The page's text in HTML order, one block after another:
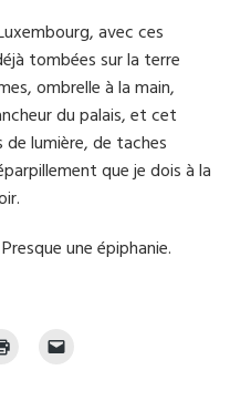
avec ces
tombées sur la terre
ombrelle à la main,
du palais, et cet
lumière, de taches
que je dois à la
une épiphanie.